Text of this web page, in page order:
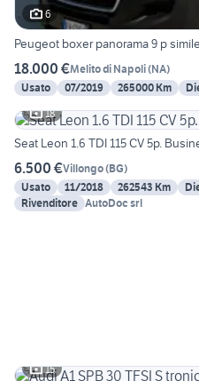
6
Peugeot boxer panorama 9 p
18.000 €Melito di Napoli(NA)
Usato
07/2019 265000 Km
18
Seat Leon 1.6 TDI 115 CV 5p.
6.500 €Villongo(BG)
Usato
11/2018 262543 Km
Rivenditore AutoDoc srl
15